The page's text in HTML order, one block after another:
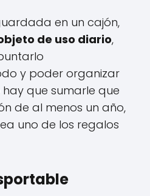
en un cajón,
de uso diario,
y poder organizar
que sumarle que
de al menos un año,
uno de los regalos